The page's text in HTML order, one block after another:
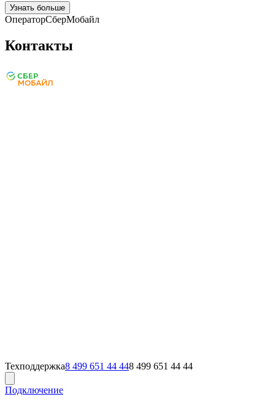
Узнать больше
ОператорСберМобайл
Контакты
Техподдержка8 499 651 44 448 499 651 44 44
Подключение